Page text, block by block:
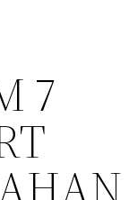
7